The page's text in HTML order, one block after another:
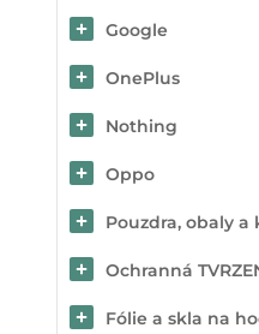
Google
OnePlus
Nothing
Oppo
Pouzdra, obaly
Ochranná
Fólie a skla na